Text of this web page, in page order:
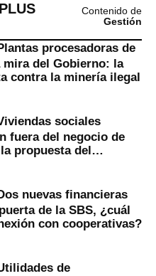
Contenido de
Gestión
procesadoras de
mira del Gobierno: la
contra la minería ilegal
sociales
fuera del negocio de
propuesta del
nuevas financieras
de la SBS, ¿cuál
con cooperativas?
de